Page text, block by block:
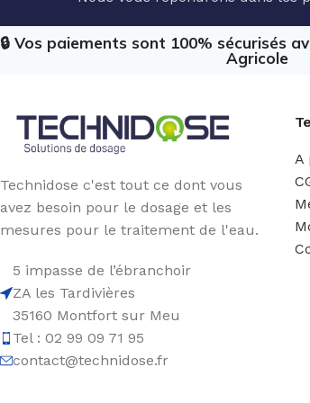
🔒 Vos paiements sont 100% sécurisés
Agricole
Technidose c'est tout ce dont vous
avez besoin pour le dosage et les
mesures pour le traitement de l'eau.
5 impasse de l’ébranchoir
ZA les Tardivières
35160 Montfort sur Meu
Tel : 02 99 09 71 95
contact@technidose.fr
A